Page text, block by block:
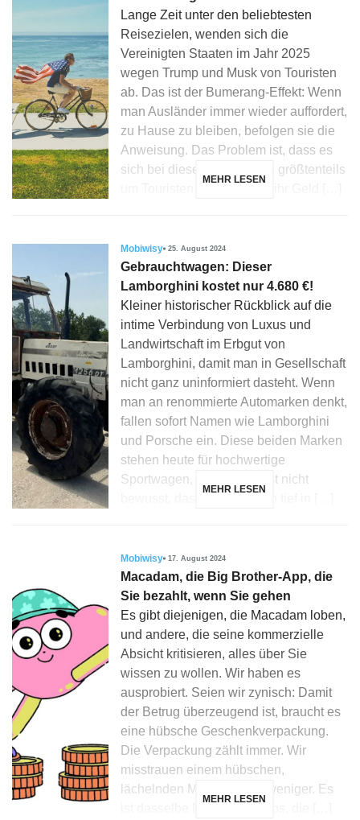
Lange Zeit unter den beliebtesten
Reisezielen, wenden sich die
Vereinigten Staaten im Jahr 2025
wegen Trump und Musk von Touristen
ab. Das ist der Bumerang-Effekt: Wenn
man Ausländer immer wieder auffordert,
zu Hause zu bleiben, befolgen sie die
Anweisung. Das Problem ist, dass es
sich bei diesen Ausländern größtenteils
MEHR LESEN
Mobiwisy 25. August 2024
Gebrauchtwagen: Dieser
Lamborghini kostet nur 4.680 €!
Kleiner historischer Rückblick auf die
intime Verbindung von Luxus und
Landwirtschaft im Erbgut von
Lamborghini, damit man in Gesellschaft
nicht ganz uninformiert dasteht. Wenn
man an renommierte Automarken denkt,
fallen sofort Namen wie Lamborghini
und Porsche ein. Diese beiden Marken
stehen heute für hochwertige
Sportwagen, doch vielen ist nicht
MEHR LESEN
Mobiwisy 17. August 2024
Macadam, die Big Brother-App, die
Sie bezahlt, wenn Sie gehen
Es gibt diejenigen, die Macadam loben,
und andere, die seine kommerzielle
Absicht kritisieren, alles über Sie
wissen zu wollen. Wir haben es
ausprobiert. Seien wir zynisch: Damit
der Betrug überzeugend ist, braucht es
eine hübsche Geschenkverpackung.
Die Verpackung zählt immer. Wir
misstrauen einem hübschen,
lächelnden Mädchen viel weniger. Es
MEHR LESEN